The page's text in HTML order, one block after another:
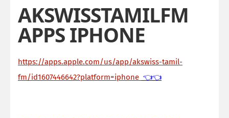
AKSWISSTAMILFM
APPS IPHONE
https://apps.apple.com/us/app/akswiss-tamil-
fm/id1607446642?platform=iphone 👈👈